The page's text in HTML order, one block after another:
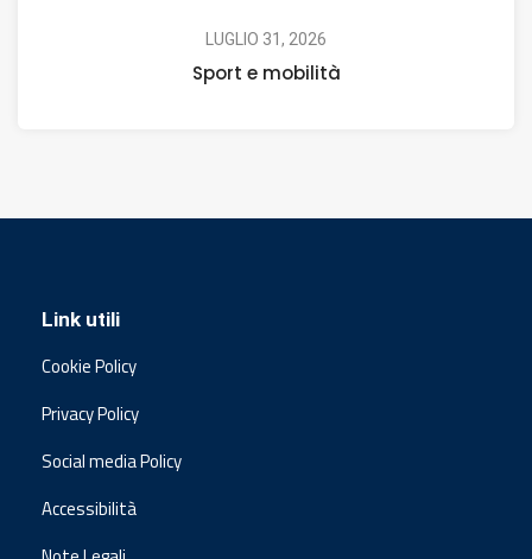
LUGLIO 31, 2026
Sport e mobilità
Link utili
Cookie Policy
Privacy Policy
Social media Policy
Accessibilità